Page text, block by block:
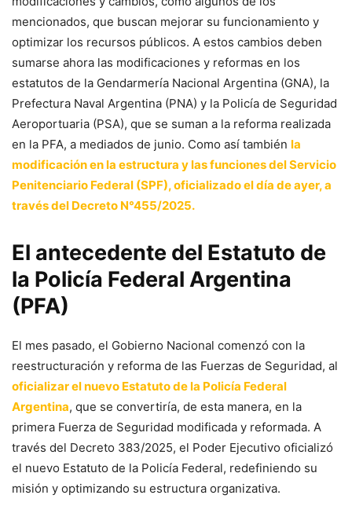
mencionados, que buscan mejorar su funcionamiento y
optimizar los recursos públicos. A estos cambios deben
sumarse ahora las modificaciones y reformas en los
estatutos de la Gendarmería Nacional Argentina (GNA), la
Prefectura Naval Argentina (PNA) y la Policía de Seguridad
Aeroportuaria (PSA), que se suman a la reforma realizada
en la PFA, a mediados de junio. Como así también la
modificación en la estructura y las funciones del Servicio
Penitenciario Federal (SPF), oficializado el día de ayer, a
través del Decreto N°455/2025.
El antecedente del Estatuto de
la Policía Federal Argentina
(PFA)
El mes pasado, el Gobierno Nacional comenzó con la
reestructuración y reforma de las Fuerzas de Seguridad, al
oficializar el nuevo Estatuto de la Policía Federal
Argentina, que se convertiría, de esta manera, en la
primera Fuerza de Seguridad modificada y reformada. A
través del Decreto 383/2025, el Poder Ejecutivo oficializó
el nuevo Estatuto de la Policía Federal, redefiniendo su
misión y optimizando su estructura organizativa.